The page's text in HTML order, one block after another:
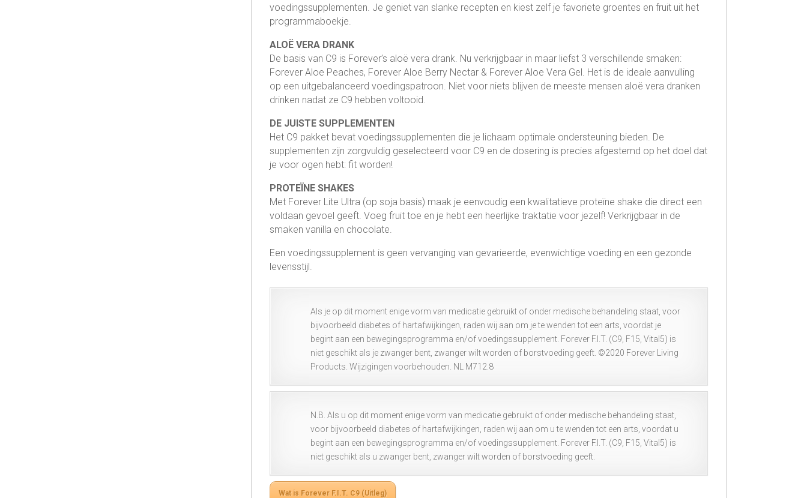
voedingssupplementen. Je geniet van slanke recepten en kiest zelf je favoriete groentes en fruit uit het
programmaboekje.
ALOË VERA DRANK
De basis van C9 is Forever’s aloë vera drank. Nu verkrijgbaar in maar liefst 3 verschillende smaken:
Forever Aloe Peaches, Forever Aloe Berry Nectar & Forever Aloe Vera Gel. Het is de ideale aanvulling
op een uitgebalanceerd voedingspatroon. Niet voor niets blijven de meeste mensen aloë vera dranken
drinken nadat ze C9 hebben voltooid.
DE JUISTE SUPPLEMENTEN
Het C9 pakket bevat voedingssupplementen die je lichaam optimale ondersteuning bieden. De
supplementen zijn zorgvuldig geselecteerd voor C9 en de dosering is precies afgestemd op het doel dat
je voor ogen hebt: fit worden!
PROTEÏNE SHAKES
Met Forever Lite Ultra (op soja basis) maak je eenvoudig een kwalitatieve proteïne shake die direct een
voldaan gevoel geeft. Voeg fruit toe en je hebt een heerlijke traktatie voor jezelf! Verkrijgbaar in de
smaken vanilla en chocolate.
Een voedingssupplement is geen vervanging van gevarieerde, evenwichtige voeding en een gezonde
levensstijl.
Als je op dit moment enige vorm van medicatie gebruikt of onder medische behandeling staat, voor
bijvoorbeeld diabetes of hartafwijkingen, raden wij aan om je te wenden tot een arts, voordat je
begint aan een bewegingsprogramma en/of voedingssupplement. Forever F.I.T. (C9, F15, Vital5) is
niet geschikt als je zwanger bent, zwanger wilt worden of borstvoeding geeft. ©2020 Forever Living
Products. Wijzigingen voorbehouden. NL M712.8
N.B. Als u op dit moment enige vorm van medicatie gebruikt of onder medische behandeling staat,
voor bijvoorbeeld diabetes of hartafwijkingen, raden wij aan om u te wenden tot een arts, voordat u
begint aan een bewegingsprogramma en/of voedingssupplement. Forever F.I.T. (C9, F15, Vital5) is
niet geschikt als u zwanger bent, zwanger wilt worden of borstvoeding geeft.
Wat is Forever F.I.T. C9 (Uitleg)